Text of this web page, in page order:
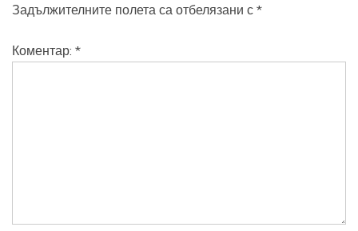
Задължителните полета са отбелязани с *
Коментар: *